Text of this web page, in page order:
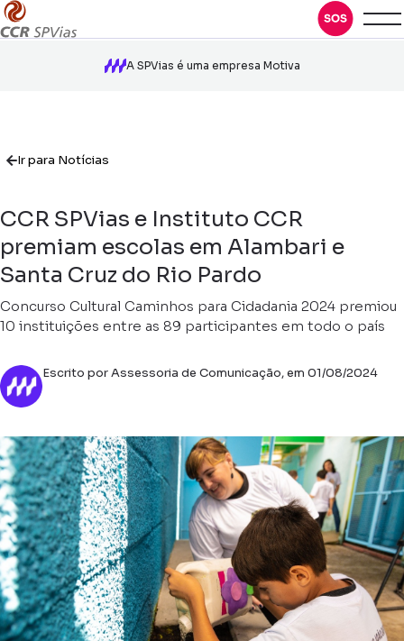
A SPVias é uma empresa Motiva
Ir para Notícias
CCR SPVias e Instituto CCR
premiam escolas em Alambari e
Santa Cruz do Rio Pardo
Concurso Cultural Caminhos para Cidadania 2024 premiou
10 instituições entre as 89 participantes em todo o país
Escrito por Assessoria de Comunicação, em 01/08/2024